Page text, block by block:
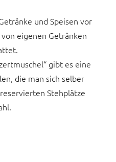
und Speisen vor
eigenen Getränken
gibt es eine
die man sich selber
Stehplätze